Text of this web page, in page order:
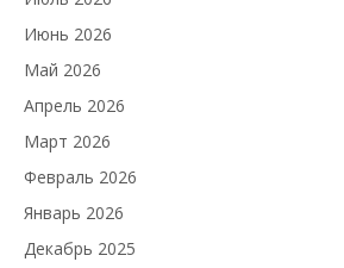
Июнь 2026
Май 2026
Апрель 2026
Март 2026
Февраль 2026
Январь 2026
Декабрь 2025